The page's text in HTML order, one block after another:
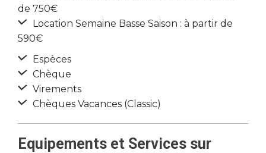
de 750€
Location Semaine Basse Saison : à partir de
590€
Espèces
Chèque
Virements
Chèques Vacances (Classic)
Equipements et Services sur